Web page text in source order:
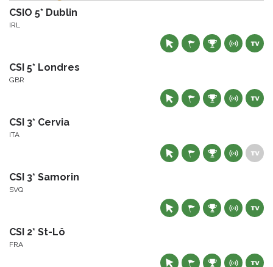
CSIO 5* Dublin
IRL
CSI 5* Londres
GBR
CSI 3* Cervia
ITA
CSI 3* Samorin
SVQ
CSI 2* St-Lô
FRA